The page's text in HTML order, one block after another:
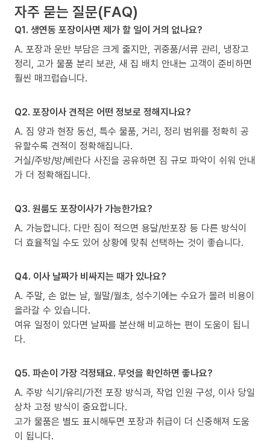
자주 묻는 질문(FAQ)
Q1. 생연동 포장이사면 제가 할 일이 거의 없나요?
A. 포장과 운반 부담은 크게 줄지만, 귀중품/서류 관리, 냉장고
정리, 고가 물품 분리 보관, 새 집 배치 안내는 고객이 준비하면
훨씬 매끄럽습니다.
Q2. 포장이사 견적은 어떤 정보로 정해지나요?
A. 짐 양과 현장 동선, 특수 물품, 거리, 정리 범위를 정확히 공
유할수록 견적이 정확해집니다.
거실/주방/방/베란다 사진을 공유하면 짐 규모 파악이 쉬워 안내
가 더 정확해집니다.
Q3. 원룸도 포장이사가 가능한가요?
A. 가능합니다. 다만 짐이 적으면 용달/반포장 등 다른 방식이
더 효율적일 수도 있어 상황에 맞춰 선택하는 것이 좋습니다.
Q4. 이사 날짜가 비싸지는 때가 있나요?
A. 주말, 손 없는 날, 월말/월초, 성수기에는 수요가 몰려 비용이
올라갈 수 있습니다.
여유 일정이 있다면 날짜를 분산해 비교하는 편이 도움이 됩니
다.
Q5. 파손이 가장 걱정돼요. 무엇을 확인하면 좋나요?
A. 주방 식기/유리/가전 포장 방식과, 작업 인원 구성, 이사 당일
상차 고정 방식이 중요합니다.
고가 물품은 별도 표시해두면 포장과 취급이 더 신중해져 도움
이 됩니다.